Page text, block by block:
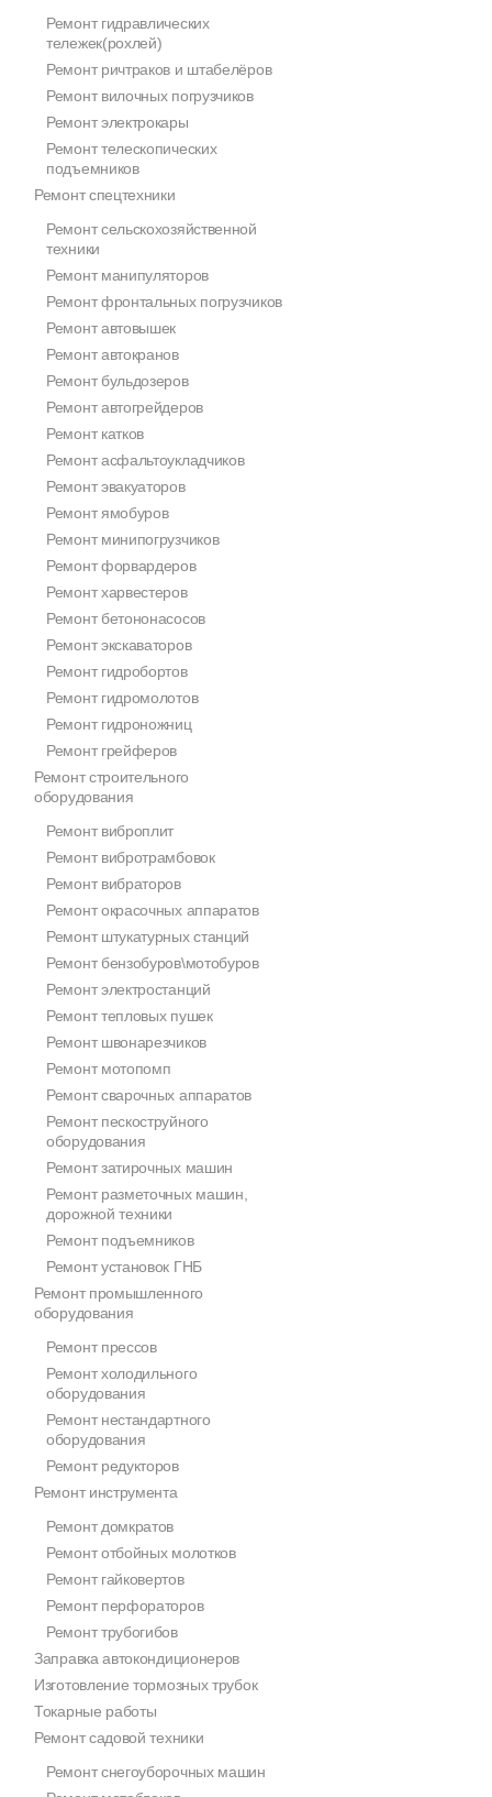
Ремонт гидравлических
тележек(рохлей)
Ремонт ричтраков и штабелёров
Ремонт вилочных погрузчиков
Ремонт электрокары
Ремонт телескопических
подъемников
Ремонт спецтехники
Ремонт сельскохозяйственной
техники
Ремонт манипуляторов
Ремонт фронтальных погрузчиков
Ремонт автовышек
Ремонт автокранов
Ремонт бульдозеров
Ремонт автогрейдеров
Ремонт катков
Ремонт асфальтоукладчиков
Ремонт эвакуаторов
Ремонт ямобуров
Ремонт минипогрузчиков
Ремонт форвардеров
Ремонт харвестеров
Ремонт бетононасосов
Ремонт экскаваторов
Ремонт гидробортов
Ремонт гидромолотов
Ремонт гидроножниц
Ремонт грейферов
Ремонт строительного
оборудования
Ремонт виброплит
Ремонт вибротрамбовок
Ремонт вибраторов
Ремонт окрасочных аппаратов
Ремонт штукатурных станций
Ремонт бензобуров\мотобуров
Ремонт электростанций
Ремонт тепловых пушек
Ремонт швонарезчиков
Ремонт мотопомп
Ремонт сварочных аппаратов
Ремонт пескоструйного
оборудования
Ремонт затирочных машин
Ремонт разметочных машин,
дорожной техники
Ремонт подъемников
Ремонт установок ГНБ
Ремонт промышленного
оборудования
Ремонт прессов
Ремонт холодильного
оборудования
Ремонт нестандартного
оборудования
Ремонт редукторов
Ремонт инструмента
Ремонт домкратов
Ремонт отбойных молотков
Ремонт гайковертов
Ремонт перфораторов
Ремонт трубогибов
Заправка автокондиционеров
Изготовление тормозных трубок
Токарные работы
Ремонт садовой техники
Ремонт снегоуборочных машин